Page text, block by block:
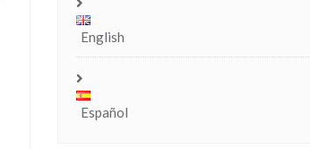
English
Español